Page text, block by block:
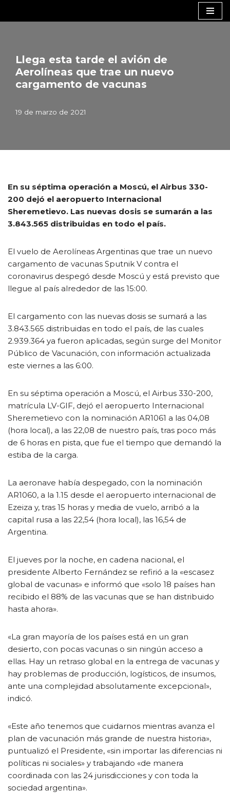
Llega esta tarde el avión de
Aerolíneas que trae un nuevo
cargamento de vacunas
19 de marzo de 2021
En su séptima operación a Moscú, el Airbus 330-
200 dejó el aeropuerto Internacional
Sheremetievo. Las nuevas dosis se sumarán a las
3.843.565 distribuidas en todo el país.
El vuelo de Aerolíneas Argentinas que trae un nuevo
cargamento de vacunas Sputnik V contra el
coronavirus despegó desde Moscú y está previsto que
llegue al país alrededor de las 15:00.
El cargamento con las nuevas dosis se sumará a las
3.843.565 distribuidas en todo el país, de las cuales
2.939.364 ya fueron aplicadas, según surge del Monitor
Público de Vacunación, con información actualizada
este viernes a las 6:00.
En su séptima operación a Moscú, el Airbus 330-200,
matrícula LV-GIF, dejó el aeropuerto Internacional
Sheremetievo con la nominación AR1061 a las 04,08
(hora local), a las 22,08 de nuestro país, tras poco más
de 6 horas en pista, que fue el tiempo que demandó la
estiba de la carga.
La aeronave había despegado, con la nominación
AR1060, a la 1.15 desde el aeropuerto internacional de
Ezeiza y, tras 15 horas y media de vuelo, arribó a la
capital rusa a las 22,54 (hora local), las 16,54 de
Argentina.
El jueves por la noche, en cadena nacional, el
presidente Alberto Fernández se refirió a la «escasez
global de vacunas» e informó que «solo 18 países han
recibido el 88% de las vacunas que se han distribuido
hasta ahora».
«La gran mayoría de los países está en un gran
desierto, con pocas vacunas o sin ningún acceso a
ellas. Hay un retraso global en la entrega de vacunas y
hay problemas de producción, logísticos, de insumos,
ante una complejidad absolutamente excepcional»,
indicó.
«Este año tenemos que cuidarnos mientras avanza el
plan de vacunación más grande de nuestra historia»,
puntualizó el Presidente, «sin importar las diferencias ni
políticas ni sociales» y trabajando «de manera
coordinada con las 24 jurisdicciones y con toda la
sociedad argentina».